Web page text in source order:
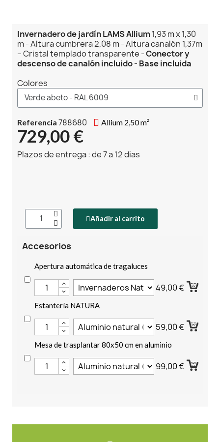
Invernadero de jardín LAMS Allium 1,93 m x 1,30
m - Altura cumbrera 2,08 m - Altura canalón 1,37m
– Cristal templado transparente -Conector y
descenso de canalón incluido- Base incluida
Colores
Referencia 788680 Allium 2,50 m²
729,00 €
Plazos de entrega : de 7 a 12 dias
Añadir al carrito
Accesorios
Apertura automática de tragaluces
49,00 €
Estantería NATURA
59,00 €
Mesa de trasplantar 80x50 cm en aluminio
99,00 €